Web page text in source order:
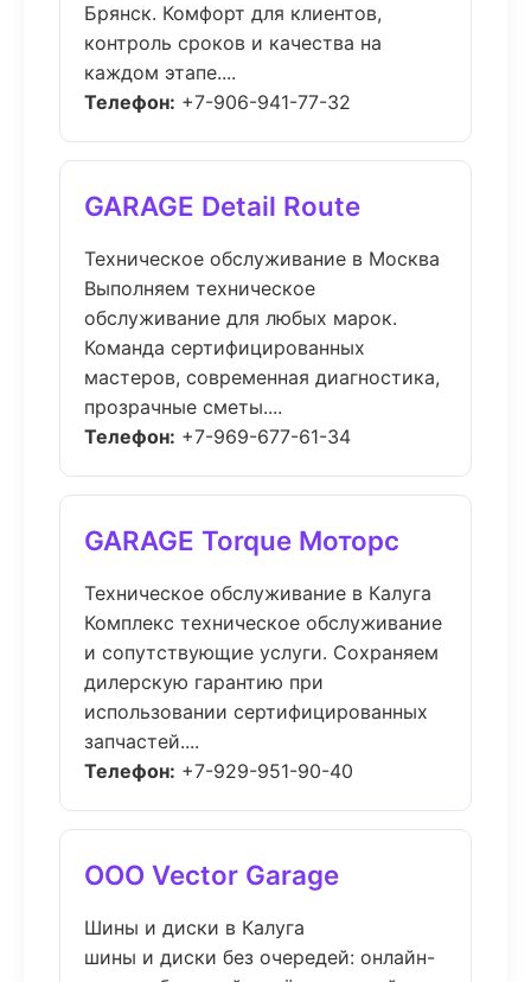
Брянск. Комфорт для клиентов,
контроль сроков и качества на
каждом этапе....
Телефон: +7-906-941-77-32
GARAGE Detail Route
Техническое обслуживание в Москва
Выполняем техническое
обслуживание для любых марок.
Команда сертифицированных
мастеров, современная диагностика,
прозрачные сметы....
Телефон: +7-969-677-61-34
GARAGE Torque Моторс
Техническое обслуживание в Калуга
Комплекс техническое обслуживание
и сопутствующие услуги. Сохраняем
дилерскую гарантию при
использовании сертифицированных
запчастей....
Телефон: +7-929-951-90-40
ООО Vector Garage
Шины и диски в Калуга
шины и диски без очередей: онлайн-